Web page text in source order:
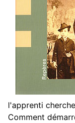
l'apprenti
Comment